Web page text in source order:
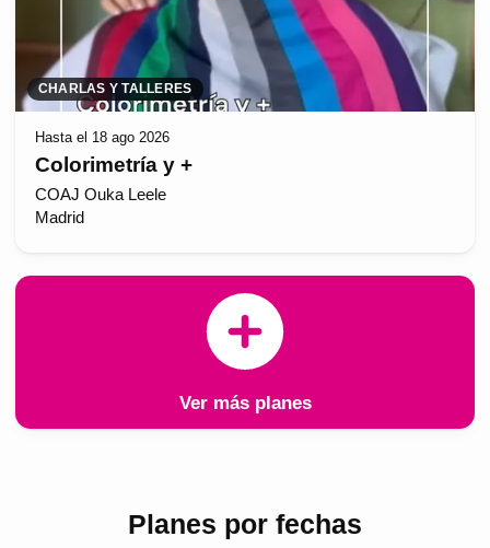
CHARLAS Y TALLERES
Hasta el 18 ago 2026
Colorimetría y +
COAJ Ouka Leele
Madrid
Ver más planes
Planes por fechas